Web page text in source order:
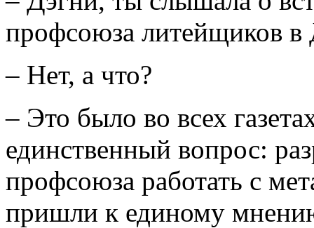
профсоюза литейщиков в
– Нет, а что?
– Это было во всех
единственный вопрос:
профсоюза работать с
пришли к единому